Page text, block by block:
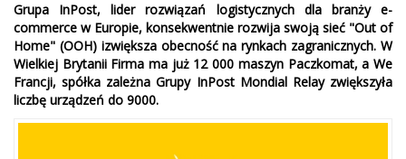
Grupa InPost, lider rozwiązań logistycznych dla branży e-
commerce w Europie, konsekwentnie rozwija swoją sieć "Out of
Home" (OOH) izwiększa obecność na rynkach zagranicznych. W
Wielkiej Brytanii Firma ma już 12 000 maszyn Paczkomat, a We
Francji, spółka zależna Grupy InPost Mondial Relay zwiększyła
liczbę urządzeń do 9000.